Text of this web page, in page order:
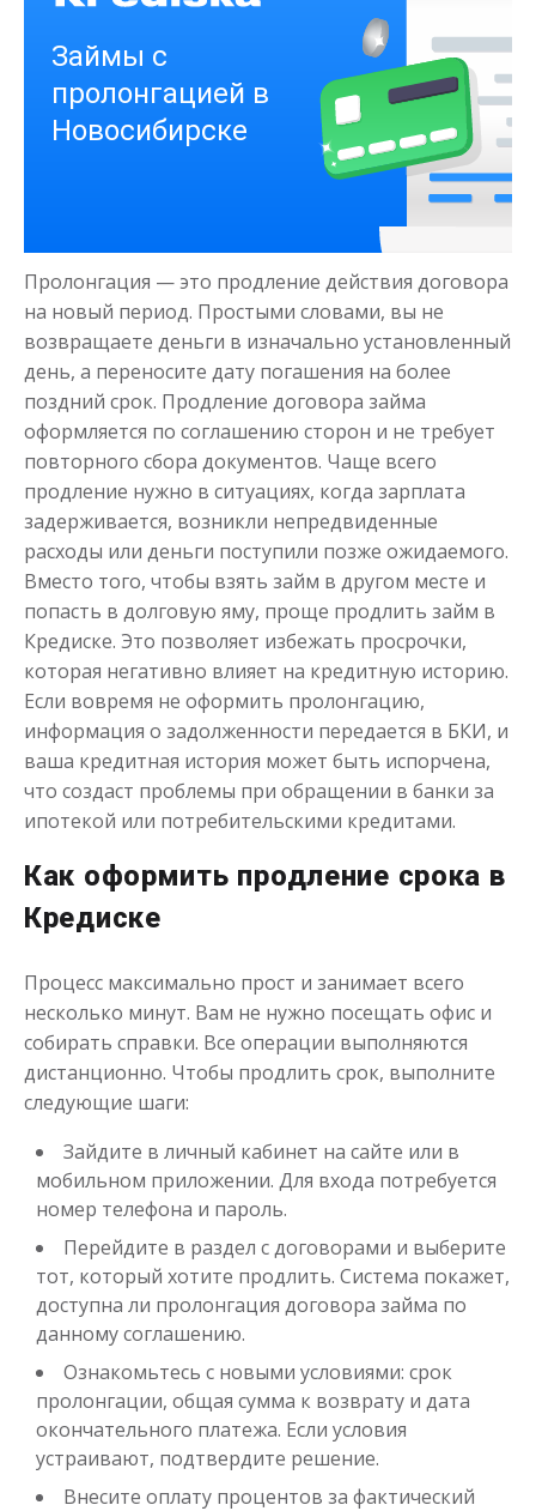
Срок от 1до 21 дня
Моментальный займ
Сумма до50 000₽
Срок от 1 до 21 дня
Получить
Сумма до50 000₽
Срок от 1до 30 дня
Получить
Переведём в долг
Сумма до50 000 ₽
от 1до 21 дня
Получить
Пролонгация — это продление действия договора
на новый период. Простыми словами, вы не
возвращаете деньги в изначально установленный
день, а переносите дату погашения на более
поздний срок. Продление договора займа
оформляется по соглашению сторон и не требует
повторного сбора документов. Чаще всего
продление нужно в ситуациях, когда зарплата
задерживается, возникли непредвиденные
расходы или деньги поступили позже ожидаемого.
Вместо того, чтобы взять займ в другом месте и
попасть в долговую яму, проще продлить займ в
Кредиске. Это позволяет избежать просрочки,
которая негативно влияет на кредитную историю.
Если вовремя не оформить пролонгацию,
информация о задолженности передается в БКИ, и
ваша кредитная история может быть испорчена,
что создаст проблемы при обращении в банки за
ипотекой или потребительскими кредитами.
Как оформить продление срока в
Кредиске
Процесс максимально прост и занимает всего
несколько минут. Вам не нужно посещать офис и
собирать справки. Все операции выполняются
дистанционно. Чтобы продлить срок, выполните
следующие шаги:
Зайдите в личный кабинет на сайте или в
мобильном приложении. Для входа потребуется
номер телефона и пароль.
Перейдите в раздел с договорами и выберите
тот, который хотите продлить. Система покажет,
доступна ли пролонгация договора займа по
данному соглашению.
Ознакомьтесь с новыми условиями: срок
пролонгации, общая сумма к возврату и дата
окончательного платежа. Если условия
устраивают, подтвердите решение.
Внесите оплату процентов за фактический